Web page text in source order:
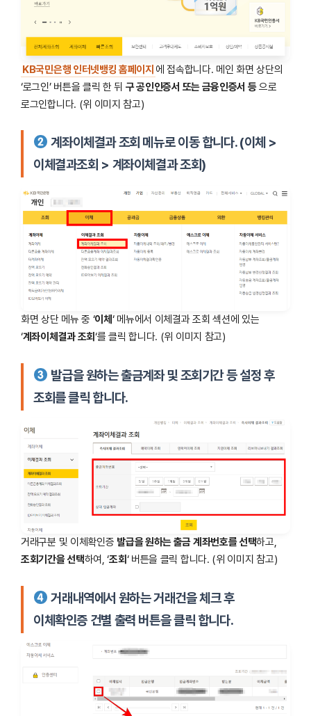
KB국민은행 인터넷뱅킹 홈페이지 에 접속합니다. 메인 화면 상단의
‘로그인’ 버튼을 클릭 한 뒤 구 공인인증서 또는 금융인증서 등으로
로그인합니다. (위 이미지 참고)
계좌이체결과 조회 메뉴로 이동 합니다. (이체 >
이체결과조회 > 계좌이체결과 조회)
화면 상단 메뉴 중 ‘이체 ‘ 메뉴에서 이체결과 조회 섹션에 있는
‘계좌이체결과 조회‘를 클릭 합니다. (위 이미지 참고)
발급을 원하는 출금계좌 및 조회기간 등 설정 후
조회를 클릭 합니다.
거래구분 및 이체확인증 발급을 원하는 출금 계좌번호를 선택하고,
조회기간을 선택하여, ‘조회‘ 버튼을 클릭 합니다. (위 이미지 참고)
거래내역에서 원하는 거래건을 체크 후
이체확인증 건별 출력 버튼을 클릭 합니다.